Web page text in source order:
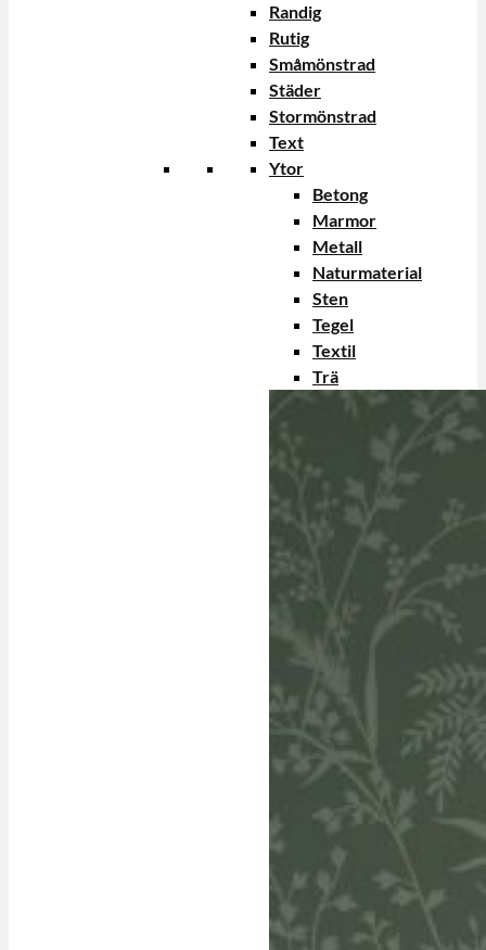
Randig
Rutig
Småmönstrad
Städer
Stormönstrad
Text
Ytor
Betong
Marmor
Metall
Naturmaterial
Sten
Tegel
Textil
Trä